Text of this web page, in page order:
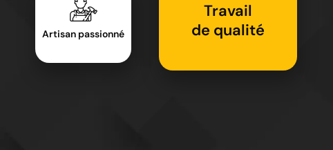
Artisan passionné
Travail
de qualité